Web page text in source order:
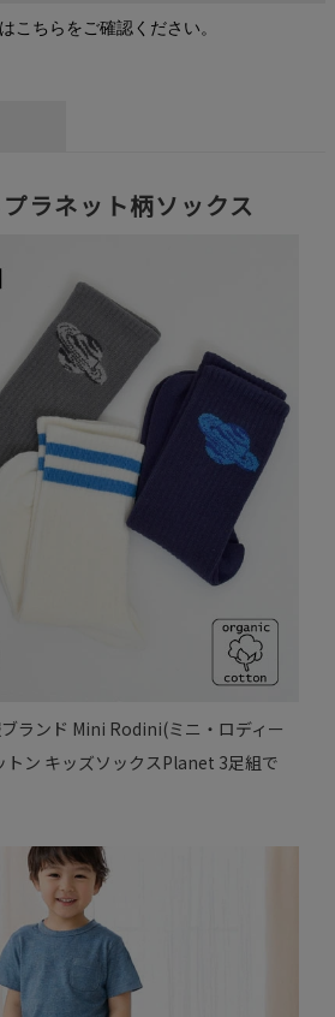
こちらをご確認ください。
ラネット柄ソックス
ランド Mini Rodini(ミニ・ロディー
トン キッズソックスPlanet 3足組で